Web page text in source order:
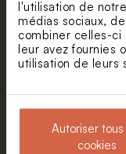
l'utilisation de
médias sociaux,
combiner celles-ci
leur avez fournies
utilisation de leurs
Autoriser tous
cookies
Valisette passeport
photo
Prénom
E-mail